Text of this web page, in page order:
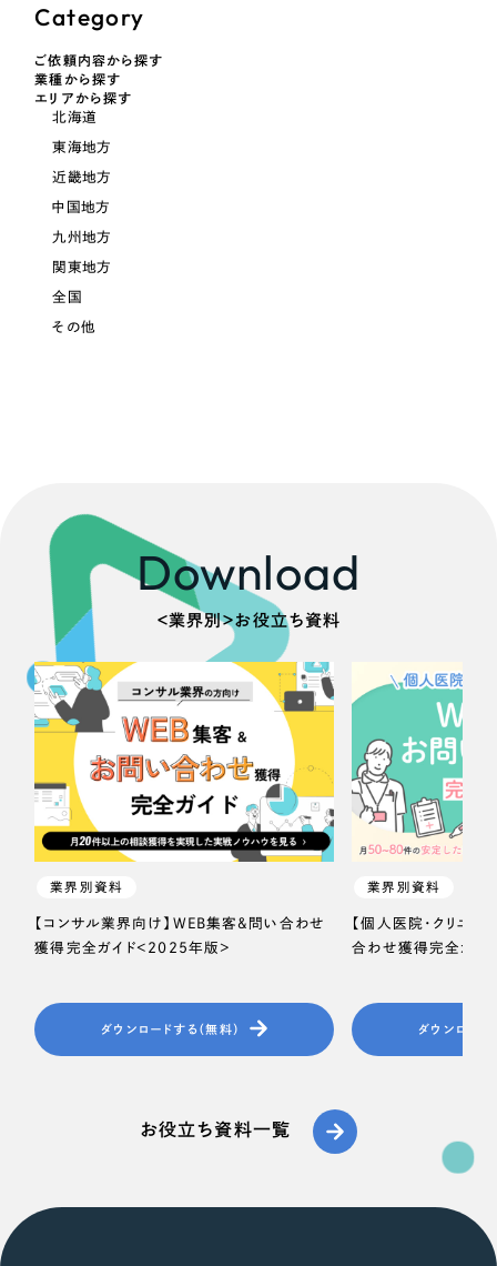
すべて
求人・採用サイト
ECサイト（オンラインショップ）
ポータルサイト・メディアサイト
Category
ご依頼内容から探す
業種から探す
エリアから探す
北海道
東海地方
近畿地方
中国地方
九州地方
関東地方
全国
その他
Download
＜業界別＞お役立ち資料
業界別資料
【コンサル業界向け】WEB集客＆問い合わせ
獲得完全ガイド＜2025年版＞
ダウンロードする（無料）
業界別資料
【個人医院・クリニッ
合わせ獲得完全ガイ
ダウンロード
お役立ち資料一覧